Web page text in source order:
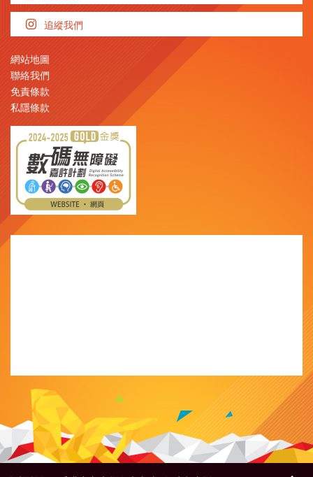
追縱我們
網站地圖
聯絡我們
免責條款
私隱條款